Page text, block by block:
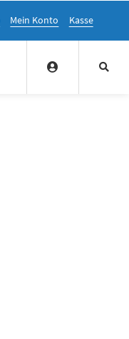
Mein Konto Kasse